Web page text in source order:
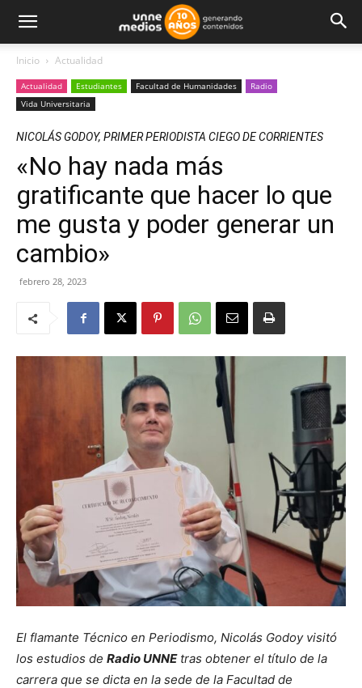
Inicio Actualidad
Actualidad Estudiantes Facultad de Humanidades
Radio
Vida Universitaria
NICOLÁS GODOY, PRIMER PERIODISTA CIEGO DE CORRIENTES
«No hay nada más
gratificante que hacer lo que
me gusta y poder generar un
cambio»
febrero 28, 2023
El flamante Técnico en Periodismo, Nicolás Godoy visitó
los estudios de Radio UNNEtras obtener el título de la
carrera que se dicta en la sede de la Facultad de